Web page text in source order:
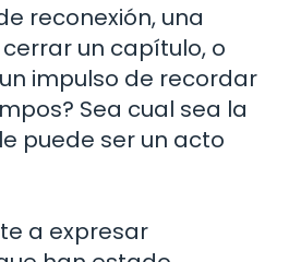
reconexión, una
un capítulo, o
impulso de recordar
Sea cual sea la
puede ser un acto
a expresar